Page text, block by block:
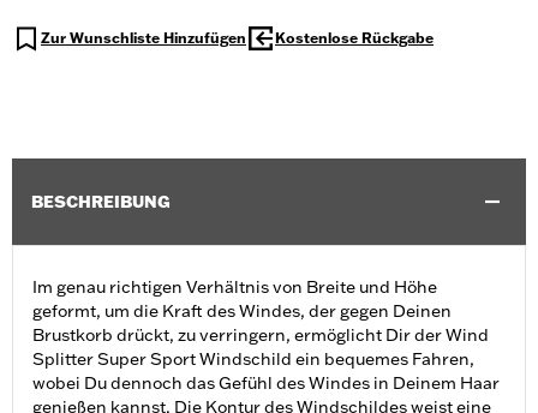
Zur Wunschliste Hinzufügen Kostenlose Rückgabe
BESCHREIBUNG
Im genau richtigen Verhältnis von Breite und Höhe
geformt, um die Kraft des Windes, der gegen Deinen
Brustkorb drückt, zu verringern, ermöglicht Dir der Wind
Splitter Super Sport Windschild ein bequemes Fahren,
wobei Du dennoch das Gefühl des Windes in Deinem Haar
genießen kannst. Die Kontur des Windschildes weist eine